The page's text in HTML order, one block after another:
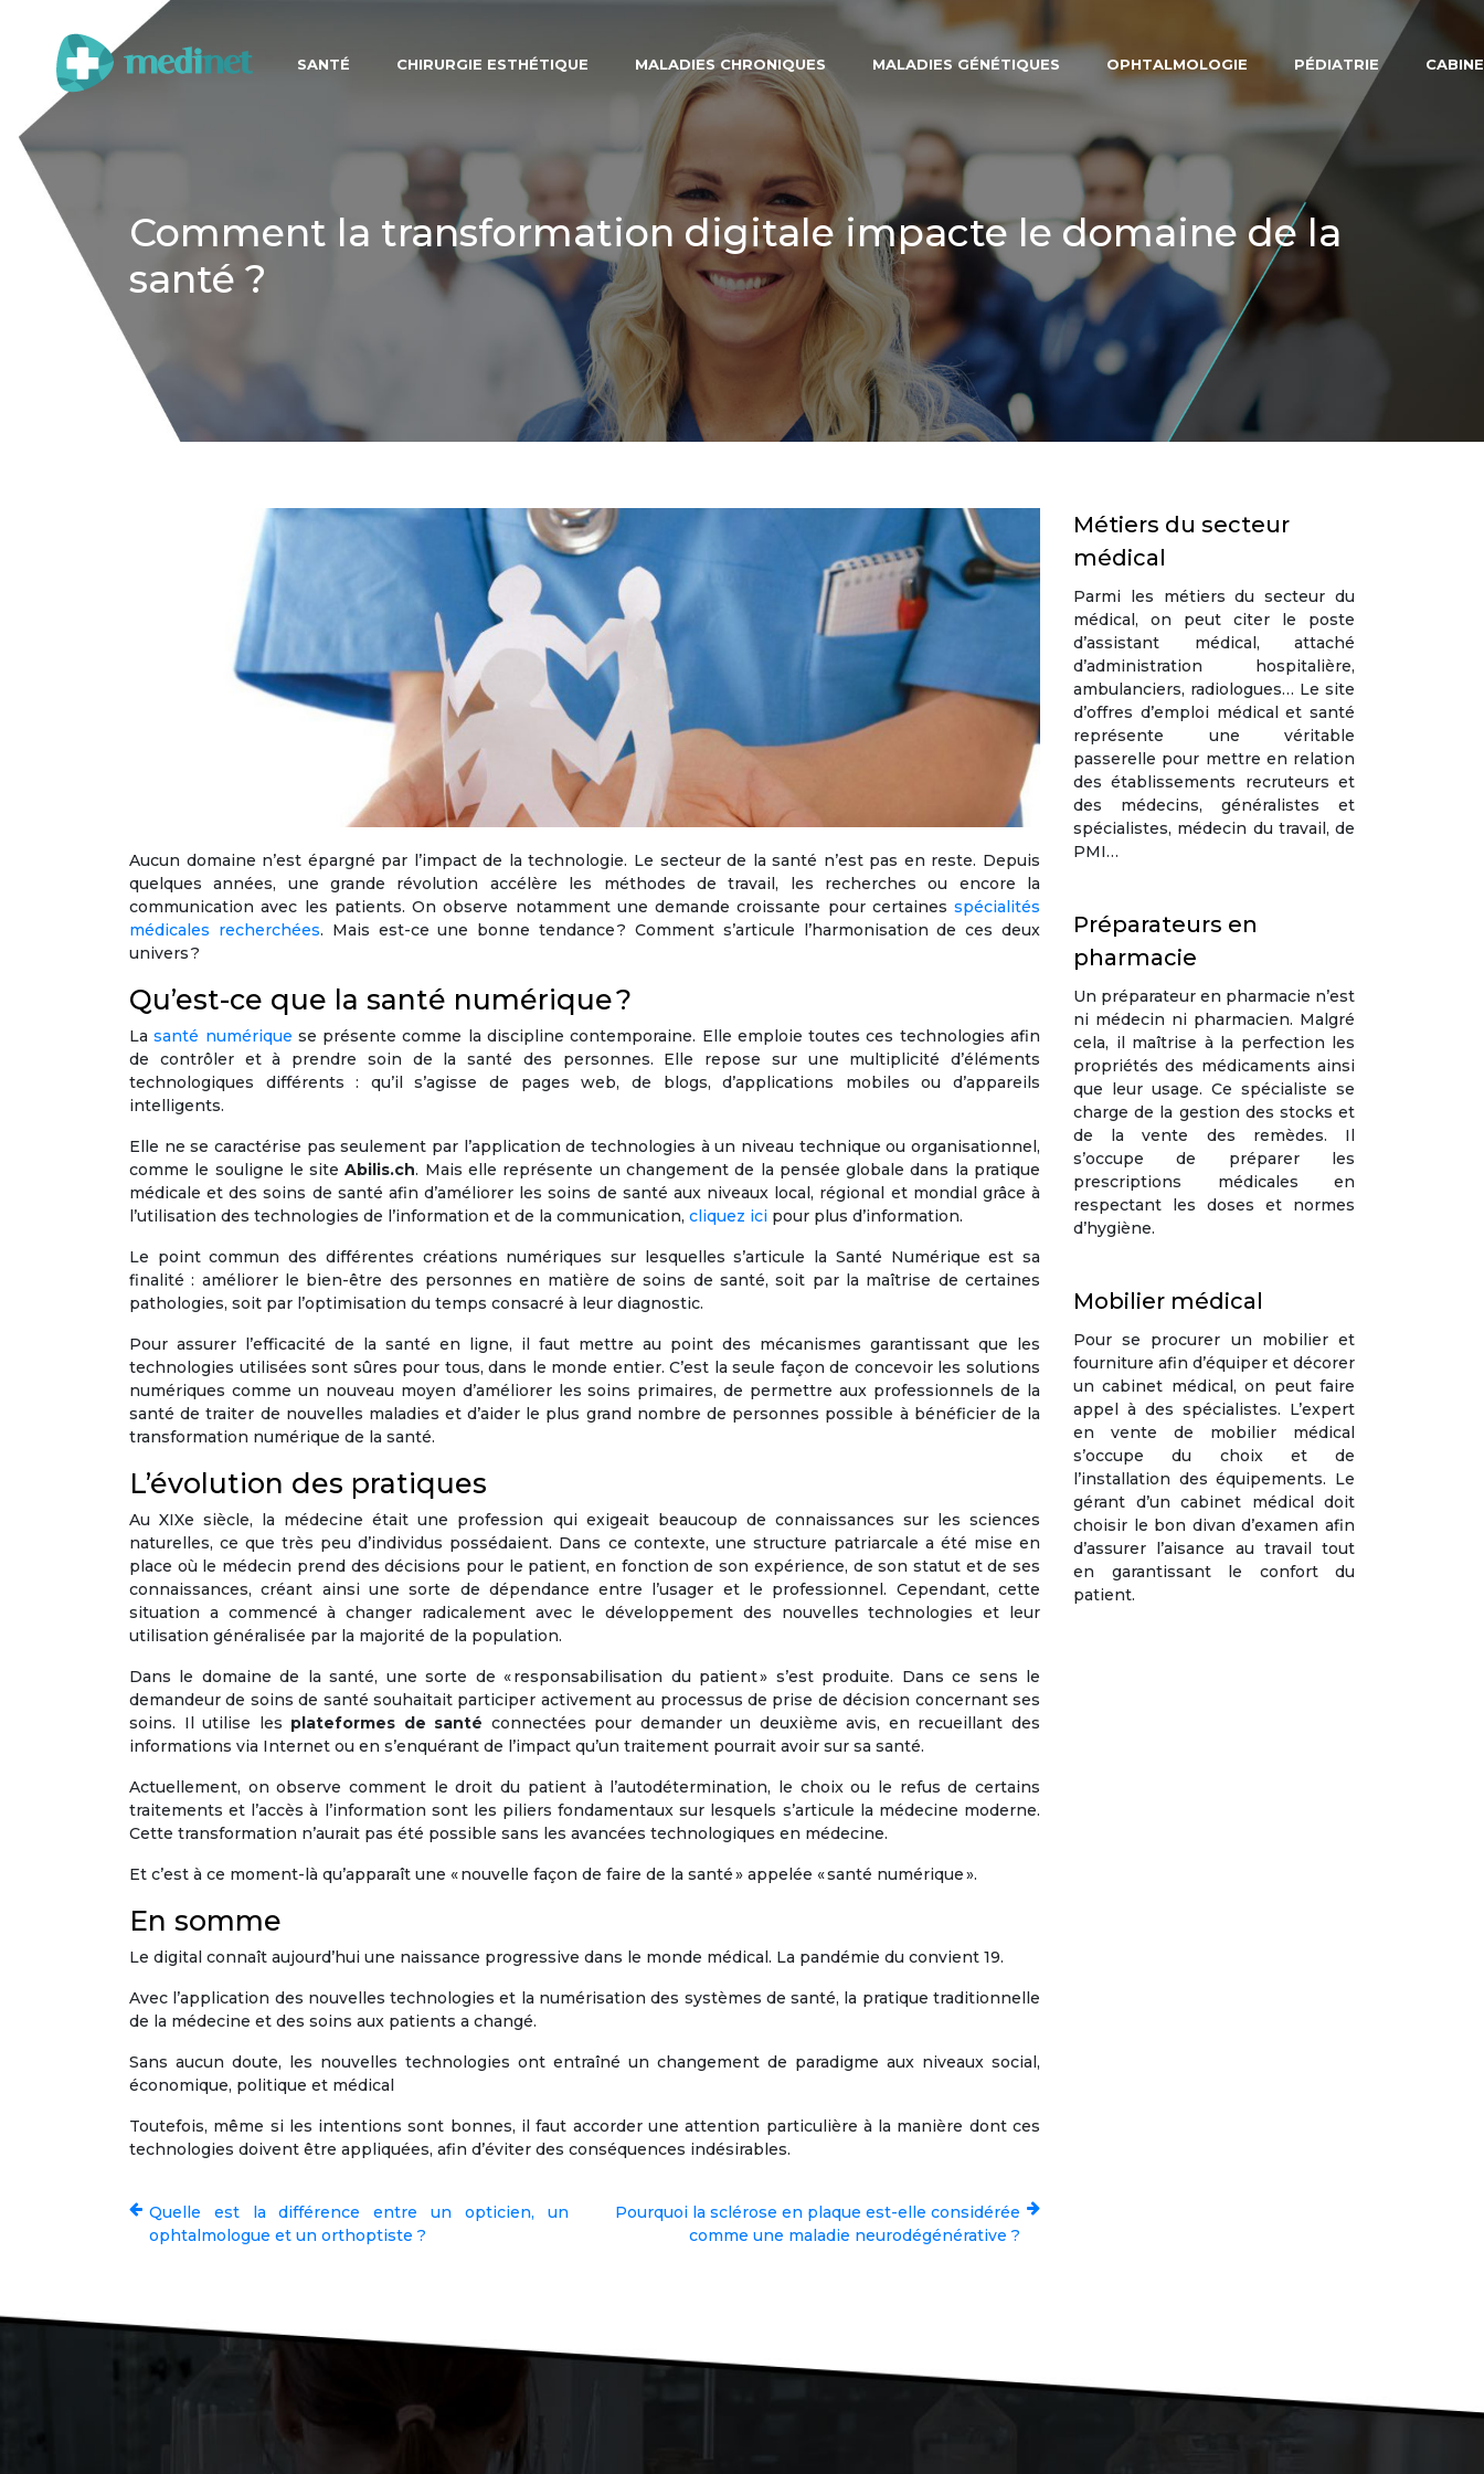
SANTÉ CHIRURGIE ESTHÉTIQUE MALADIES CHRONIQUES MALADIES GÉNÉTIQUES OPHTALMOLOGIE PÉDIATRIE
Comment la transformation digitale impacte le domaine de la
santé ?
Aucun domaine n’est épargné par l’impact de la technologie. Le secteur de la santé n’est pas en reste. Depuis
quelques années, une grande révolution accélère les méthodes de travail, les recherches ou encore la
communication avec les patients. On observe notamment une demande croissante pour certaines spécialités
médicales recherchées. Mais est-ce une bonne tendance ? Comment s’articule l’harmonisation de ces deux
univers ?
Qu’est-ce que la santé numérique ?
Lasanté numérique se présente comme la discipline contemporaine. Elle emploie toutes ces technologies afin
de contrôler et à prendre soin de la santé des personnes. Elle repose sur une multiplicité d’éléments
technologiques différents : qu’il s’agisse de pages web, de blogs, d’applications mobiles ou d’appareils
intelligents.
Elle ne se caractérise pas seulement par l’application de technologies à un niveau technique ou organisationnel,
comme le souligne le siteAbilis.ch. Mais elle représente un changement de la pensée globale dans la pratique
médicale et des soins de santé afin d’améliorer les soins de santé aux niveaux local, régional et mondial grâce à
l’utilisation des technologies de l’information et de la communication, cliquez ici pour plus d’information.
Le point commun des différentes créations numériques sur lesquelles s’articule la Santé Numérique est sa
finalité : améliorer le bien-être des personnes en matière de soins de santé, soit par la maîtrise de certaines
pathologies, soit par l’optimisation du temps consacré à leur diagnostic.
Pour assurer l’efficacité de la santé en ligne, il faut mettre au point des mécanismes garantissant que les
technologies utilisées sont sûres pour tous, dans le monde entier. C’est la seule façon de concevoir les solutions
numériques comme un nouveau moyen d’améliorer les soins primaires, de permettre aux professionnels de la
santé de traiter de nouvelles maladies et d’aider le plus grand nombre de personnes possible à bénéficier de la
transformation numérique de la santé.
L’évolution des pratiques
Au XIXe siècle, la médecine était une profession qui exigeait beaucoup de connaissances sur les sciences
naturelles, ce que très peu d’individus possédaient. Dans ce contexte, une structure patriarcale a été mise en
place où le médecin prend des décisions pour le patient, en fonction de son expérience, de son statut et de ses
connaissances, créant ainsi une sorte de dépendance entre l’usager et le professionnel. Cependant, cette
situation a commencé à changer radicalement avec le développement des nouvelles technologies et leur
utilisation généralisée par la majorité de la population.
Dans le domaine de la santé, une sorte de « responsabilisation du patient » s’est produite. Dans ce sens le
demandeur de soins de santé souhaitait participer activement au processus de prise de décision concernant ses
soins. Il utilise les plateformes de santé connectées pour demander un deuxième avis, en recueillant des
informations via Internet ou en s’enquérant de l’impact qu’un traitement pourrait avoir sur sa santé.
Actuellement, on observe comment le droit du patient à l’autodétermination, le choix ou le refus de certains
traitements et l’accès à l’information sont les piliers fondamentaux sur lesquels s’articule la médecine moderne.
Cette transformation n’aurait pas été possible sans les avancées technologiques en médecine.
Et c’est à ce moment-là qu’apparaît une « nouvelle façon de faire de la santé » appelée « santé numérique ».
En somme
Le digital connaît aujourd’hui une naissance progressive dans le monde médical. La pandémie du convient 19.
Avec l’application des nouvelles technologies et la numérisation des systèmes de santé, la pratique traditionnelle
de la médecine et des soins aux patients a changé.
Sans aucun doute, les nouvelles technologies ont entraîné un changement de paradigme aux niveaux social,
économique, politique et médical
Toutefois, même si les intentions sont bonnes, il faut accorder une attention particulière à la manière dont ces
technologies doivent être appliquées, afin d’éviter des conséquences indésirables.
Quelle est la différence entre un opticien, un
ophtalmologue et un orthoptiste ?
Pourquoi la sclérose en plaque est-elle considérée
comme une maladie neurodégénérative ?
Métiers du secteur
médical
Parmi les métiers du secteur du
médical, on peut citer le poste
d’assistant médical, attaché
d’administration hospitalière,
ambulanciers, radiologues… Le site
d’offres d’emploi médical et santé
représente une véritable
passerelle pour mettre en relation
des établissements recruteurs et
des médecins, généralistes et
spécialistes, médecin du travail, de
PMI…
Préparateurs en
pharmacie
Un préparateur en pharmacie n’est
ni médecin ni pharmacien. Malgré
cela, il maîtrise à la perfection les
propriétés des médicaments ainsi
que leur usage. Ce spécialiste se
charge de la gestion des stocks et
de la vente des remèdes. Il
s’occupe de préparer les
prescriptions médicales en
respectant les doses et normes
d’hygiène.
Mobilier médical
Pour se procurer un mobilier et
fourniture afin d’équiper et décorer
un cabinet médical, on peut faire
appel à des spécialistes. L’expert
en vente de mobilier médical
s’occupe du choix et de
l’installation des équipements. Le
gérant d’un cabinet médical doit
choisir le bon divan d’examen afin
d’assurer l’aisance au travail tout
en garantissant le confort du
patient.